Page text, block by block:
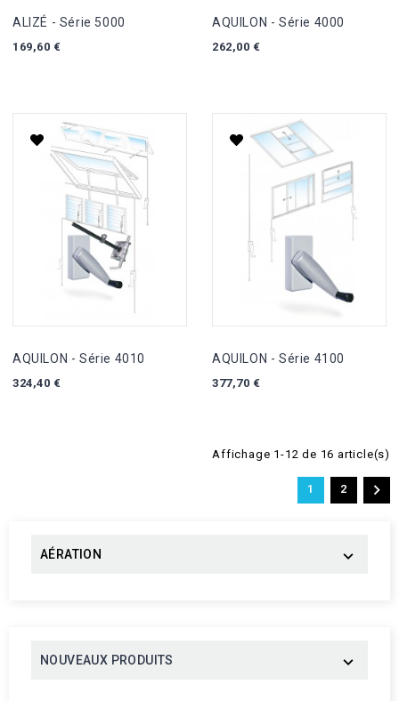
ALIZÉ - Série 5000
169,60 €
AQUILON - Série 4000
262,00 €
AQUILON - Série 4010
324,40 €
AQUILON - Série 4100
377,70 €
Affichage 1-12 de 16 article(s)
1 2 
AÉRATION 
NOUVEAUX PRODUITS 